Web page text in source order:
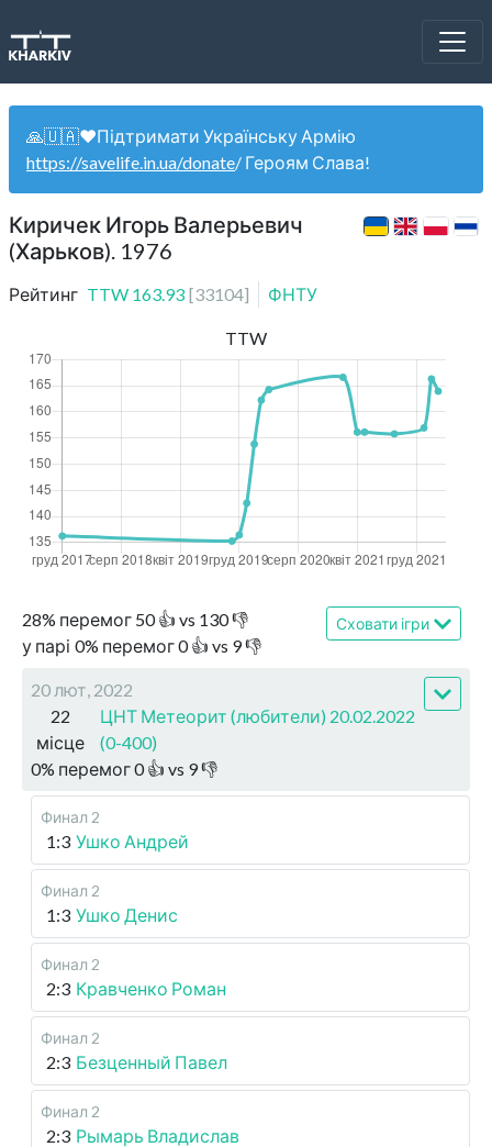
🙏🇺🇦❤️Підтримати Українську Армію
https://savelife.in.ua/donate/ Героям Слава!
Киричек Игорь Валерьевич
(Харьков). 1976
Рейтинг TTW 163.93 [33104] ФНТУ
28% перемог 50👍 vs 130👎
у парі 0% перемог0👍 vs 9👎
Сховати ігри
20 лют, 2022
22
місце
ЦНТ Метеорит (любители) 20.02.2022
(0-400)
0% перемог0👍 vs 9👎
Финал 2
1:3 Ушко Андрей
Финал 2
1:3 Ушко Денис
Финал 2
2:3 Кравченко Роман
Финал 2
2:3 Безценный Павел
Финал 2
2:3 Рымарь Владислав
TTW